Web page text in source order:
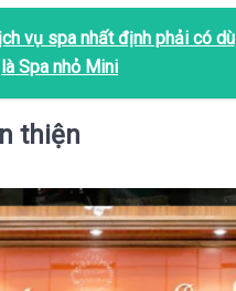
vụ spa nhất định phải có dù
là Spa nhỏ Mini
thiện